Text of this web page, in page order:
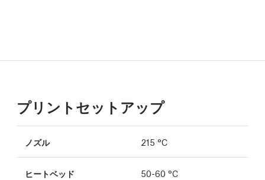
プリントセットアップ
ノズル 215 °C
ヒートベッド 50-60 °C